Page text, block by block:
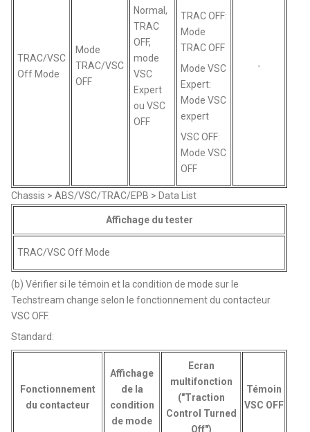
TRAC/VSC
Off Mode
Mode
TRAC/VSC
OFF
Normal,
TRAC
OFF,
mode
VSC
Expert
ou VSC
OFF
TRAC OFF:
Mode
TRAC OFF
Mode VSC
Expert:
Mode VSC
expert
VSC OFF:
Mode VSC
OFF
-
Chassis > ABS/VSC/TRAC/EPB > Data List
Affichage du tester
TRAC/VSC Off Mode
(b) Vérifier si le témoin et la condition de mode sur le
Techstream change selon le fonctionnement du contacteur
VSC OFF.
Standard:
Fonctionnement
du contacteur
Affichage
de la
condition
de mode
Ecran
multifonction
("Traction
Control Turned
Off")
Témoin
VSC OFF